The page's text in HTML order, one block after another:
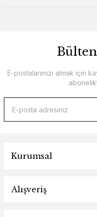
E-postalarımızı almak için
Kurumsal
Alışveriş